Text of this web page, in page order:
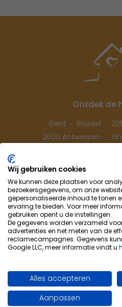
Ontdek de
Gent Brussel
2000 Antwerpen
Volg
Info & Contact
Cookievoorkeuren
Site by
Wij gebruiken cookies
We kunnen deze plaatsen voor
bezoekersgegevens, om onze
gepersonaliseerde inhoud te tonen
ervaring te bieden. Voor meer
gebruiken opent u de instellingen.
De gegevens worden verzameld
advertenties en het meten van de
reclamecampagnes. Gegevens
Google LLC, meer informatie vindt u
Alles accepteren
Aanpassen